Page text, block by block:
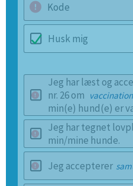
Kode
Husk mig
Jeg har læst og
nr. 26 om
min(e) hund(e) er
Jeg har tegnet
min/mine hunde.
Jeg accepterer